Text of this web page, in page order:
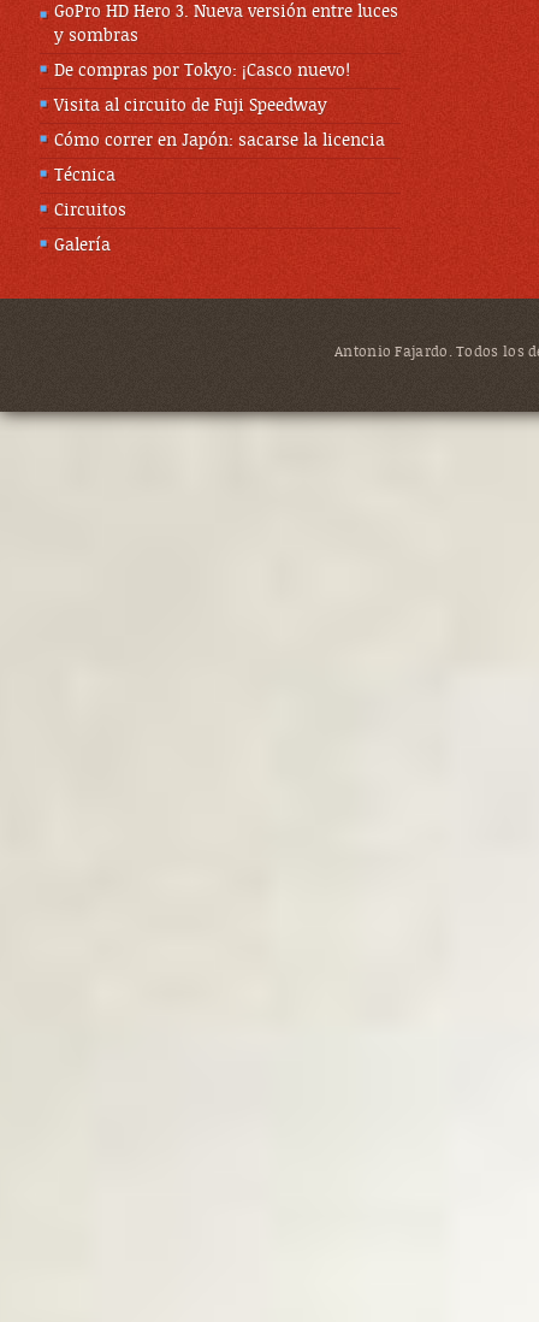
GoPro HD Hero 3. Nueva versión entre luces
y sombras
De compras por Tokyo: ¡Casco nuevo!
Visita al circuito de Fuji Speedway
Cómo correr en Japón: sacarse la licencia
Técnica
Circuitos
Galería
Antonio Fajardo. Todos los